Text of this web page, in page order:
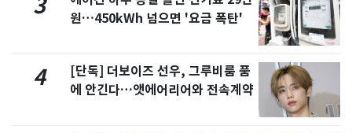
3
원…450kWh 넘으면 '요금 폭탄'
4
[단독] 더보이즈 선우, 그루비룸 품
에 안긴다…앳에어리어와 전속계약